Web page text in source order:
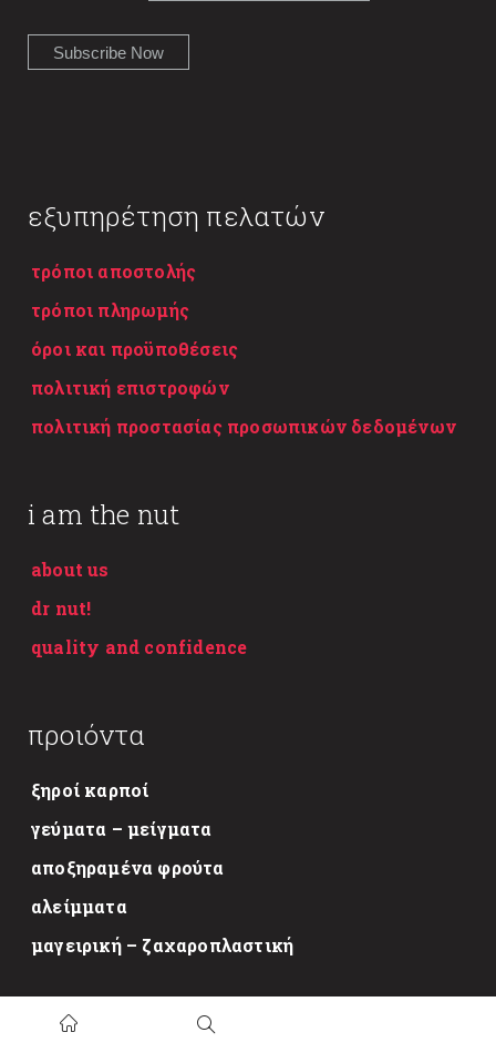
εξυπηρέτηση πελατών
τρόποι αποστολής
τρόποι πληρωμής
όροι και προϋποθέσεις
πολιτική επιστροφών
πολιτική προστασίας προσωπικών δεδομένων
i am the nut
about us
dr nut!
quality and confidence
προιόντα
ξηροί καρποί
γεύματα – μείγματα
αποξηραμένα φρούτα
αλείμματα
μαγειρική – ζαχαροπλαστική